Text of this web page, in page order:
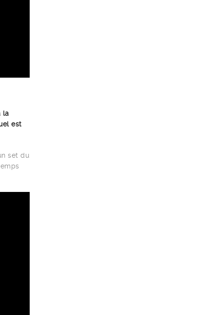
la
est
set du